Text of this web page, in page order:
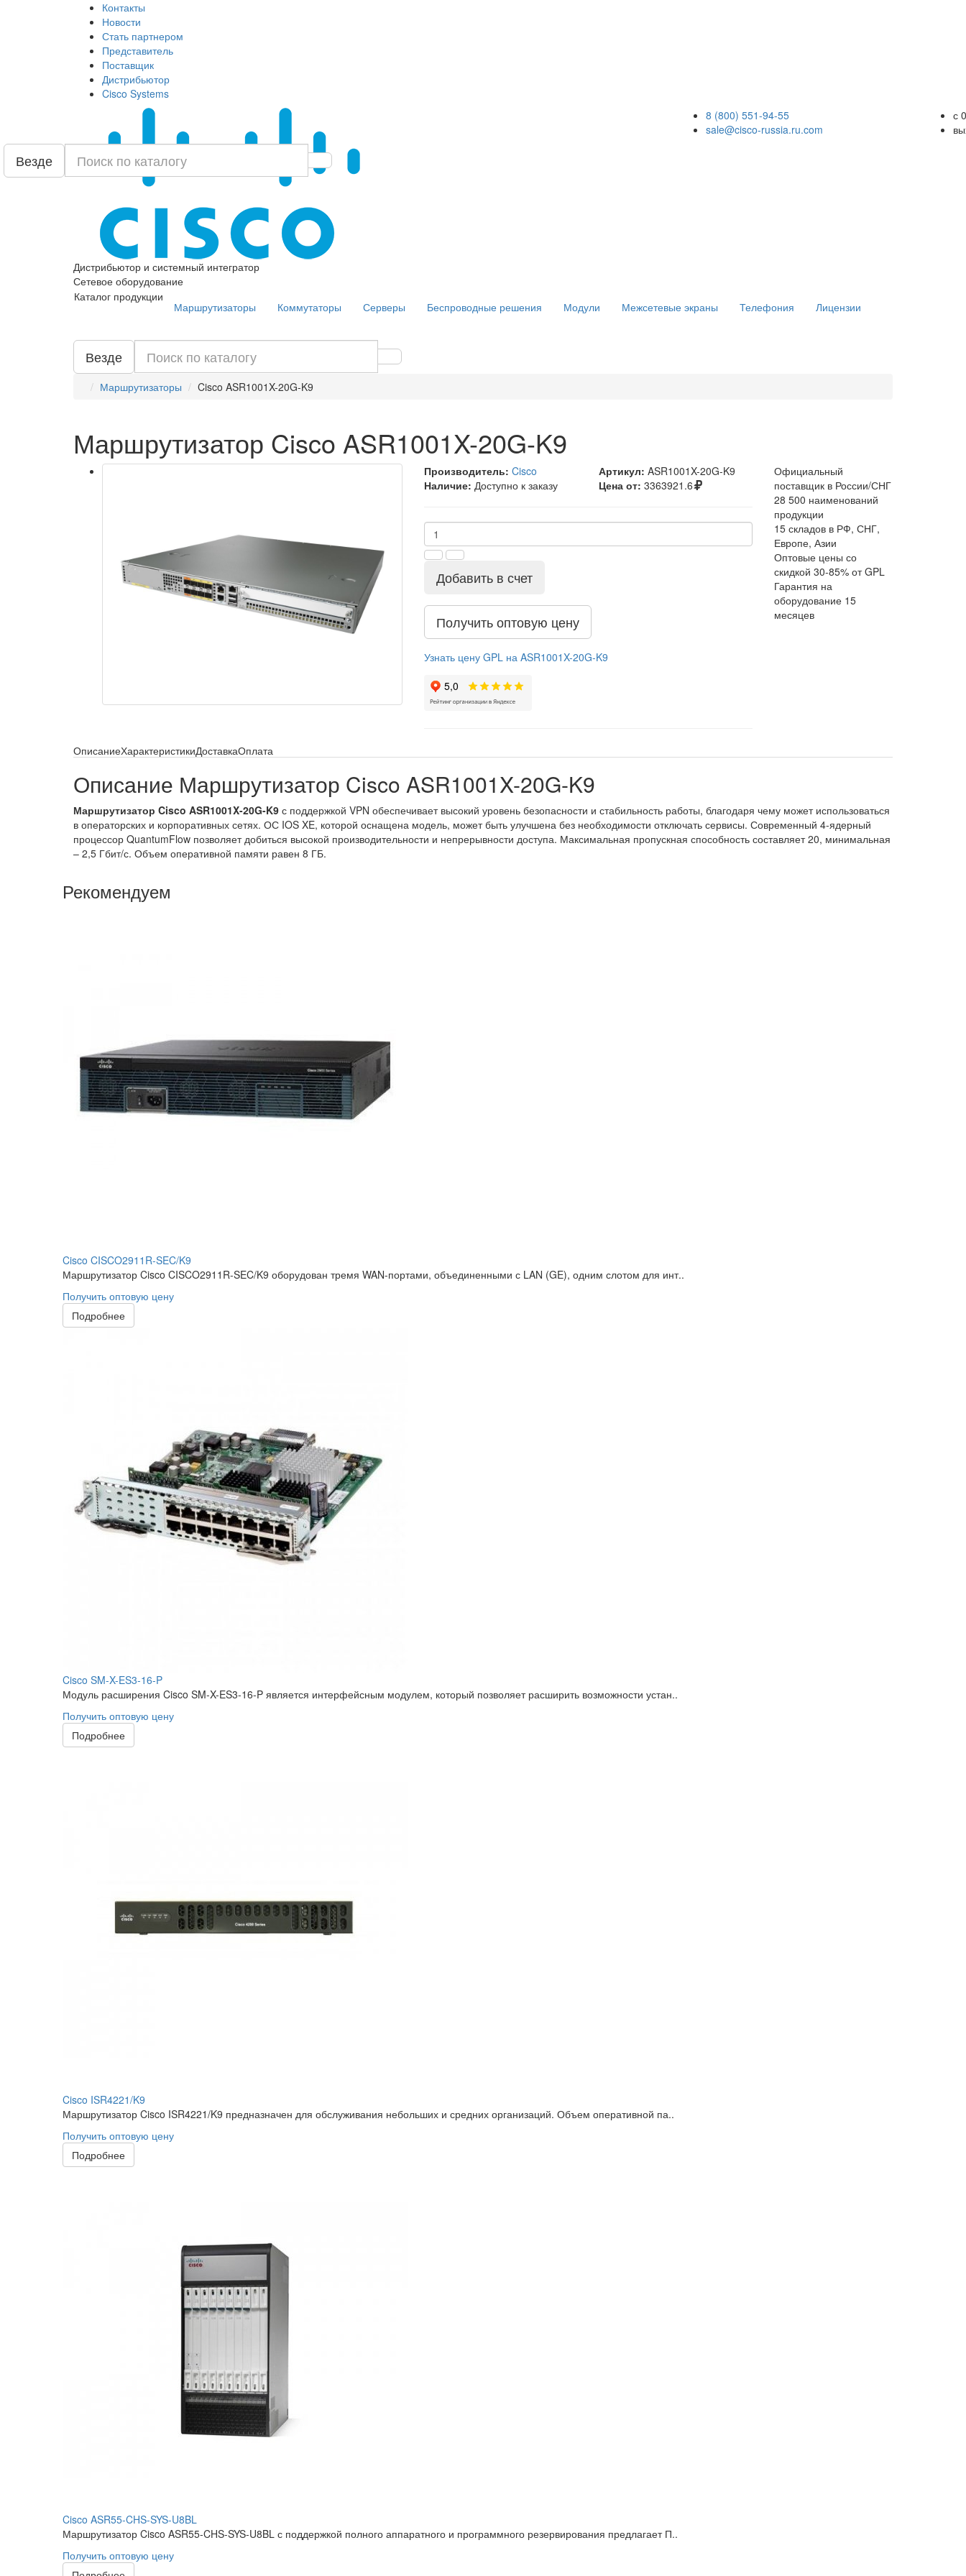
Контакты
Новости
Стать партнером
Представитель
Поставщик
Дистрибьютор
Cisco Systems
Дистрибьютор и системный интегратор
Сетевое оборудование
8 (800) 551-94-55
sale@cisco-russia.ru.com
с
Везде
Каталог продукции
Маршрутизаторы Коммутаторы Серверы Беспроводные решения Модули Межсетевые экраны Телефония Лицензии
Везде
Маршрутизаторы Cisco ASR1001X-20G-K9
Маршрутизатор Cisco ASR1001X-20G-K9
Производитель: Cisco Артикул: ASR1001X-20G-K9
Наличие: Доступно к заказу Цена от: 3363921.6
Добавить в счет
Получить оптовую цену
Узнать цену GPL на ASR1001X-20G-K9
Официальный
поставщик в России/СНГ
28 500 наименований
продукции
15 складов в РФ, СНГ,
Европе, Азии
Оптовые цены со
скидкой 30-85% от GPL
Гарантия на
оборудование 15
месяцев
ОписаниеХарактеристикиДоставкаОплата
Описание Маршрутизатор Cisco ASR1001X-20G-K9
Маршрутизатор Cisco ASR1001X-20G-K9 с поддержкой VPN обеспечивает высокий уровень безопасности и стабильность работы, благодаря чему может использоваться
в операторских и корпоративных сетях. ОС IOS XE, которой оснащена модель, может быть улучшена без необходимости отключать сервисы. Современный 4-ядерный
процессор QuantumFlow позволяет добиться высокой производительности и непрерывности доступа. Максимальная пропускная способность составляет 20, минимальная
– 2,5 Гбит/с. Объем оперативной памяти равен 8 ГБ.
Рекомендуем
Cisco CISCO2911R-SEC/K9
Маршрутизатор Cisco CISCO2911R-SEC/K9 оборудован тремя WAN-портами, объединенными с LAN (GE), одним слотом для инт..
Получить оптовую цену
Подробнее
Cisco SM-X-ES3-16-P
Модуль расширения Cisco SM-X-ES3-16-P является интерфейсным модулем, который позволяет расширить возможности устан..
Получить оптовую цену
Подробнее
Cisco ISR4221/K9
Маршрутизатор Cisco ISR4221/K9 предназначен для обслуживания небольших и средних организаций. Объем оперативной па..
Получить оптовую цену
Подробнее
Cisco ASR55-CHS-SYS-U8BL
Маршрутизатор Cisco ASR55-CHS-SYS-U8BL с поддержкой полного аппаратного и программного резервирования предлагает П..
Получить оптовую цену